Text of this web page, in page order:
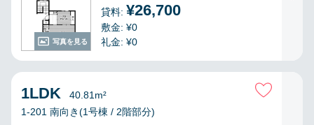
写真を見る
貸料: ¥26,700
敷金: ¥0
礼金: ¥0
1LDK
40.81m²
1-201 南向き(1号棟 / 2階部分)